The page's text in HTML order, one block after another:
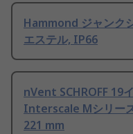
Hammond ジャンク
エステル, IP66
nVent SCHROFF 19
Interscale Mシリー
221 mm